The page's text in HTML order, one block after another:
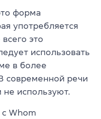
форма
употребляется
это
использовать
в более
современной речи
не используют.
Whom